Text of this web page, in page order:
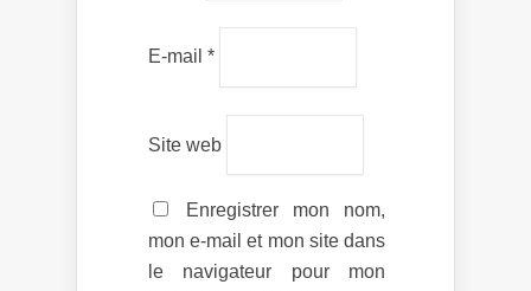
E-mail *
Site web
Enregistrer mon nom,
mon e-mail et mon site dans
le navigateur pour mon